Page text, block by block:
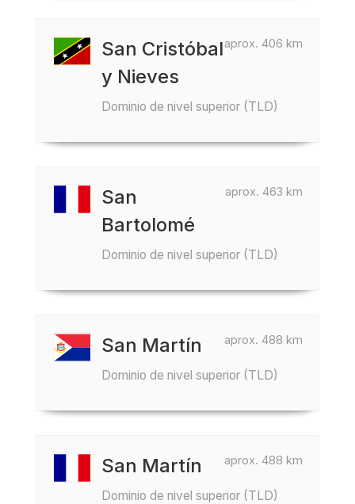
aprox. 406 km
San Cristóbal
y Nieves
Dominio de nivel superior (TLD)
aprox. 463 km
San
Bartolomé
Dominio de nivel superior (TLD)
aprox. 488 km
San Martín
Dominio de nivel superior (TLD)
aprox. 488 km
San Martín
Dominio de nivel superior (TLD)